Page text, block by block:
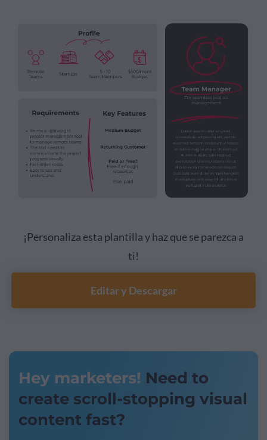
¡Personaliza esta plantilla y haz que se parezca a
ti!
Editar y Descargar
Hey marketers! Need to
create scroll-stopping visual
content fast?